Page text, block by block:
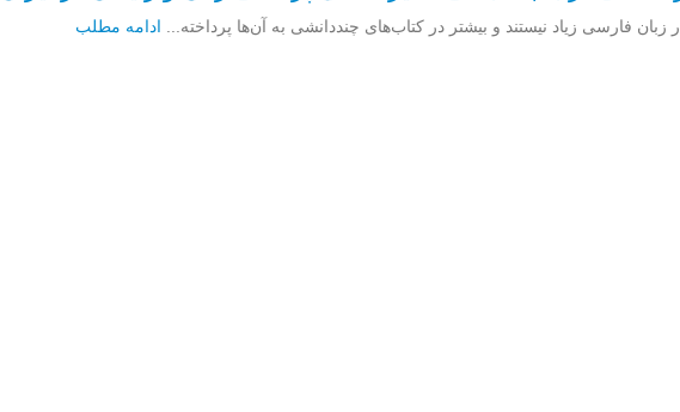
فارسى زیاد نیستند و بیشتر در کتاب‌هاى چنددانشى به آن‌ها پرداخته... ادامه مطلب